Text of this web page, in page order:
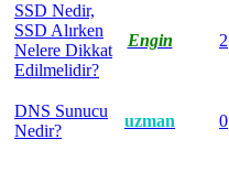
SSD Nedir,
SSD Alırken
Nelere Dikkat
Edilmelidir?
Engin 2
DNS Sunucu
Nedir?
uzman 0